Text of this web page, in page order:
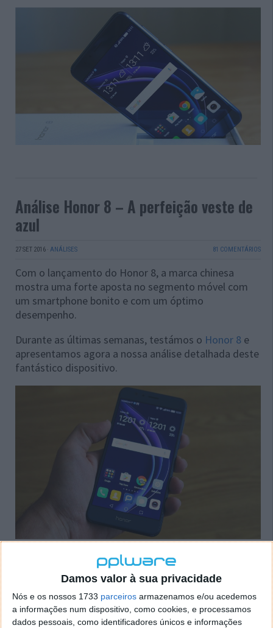
Damos valor à sua privacidade
Nós e os nossos 1733 parceiros armazenamos e/ou acedemos
a informações num dispositivo, como cookies, e processamos
dados pessoais, como identificadores únicos e informações
Análise Honor 8 – A perfeição veste de
azul
27 SET 2016 · ANÁLISES 81 COMENTÁRIOS
Com o lançamento do Honor 8, a marca chinesa
mostra uma forte aposta no segmento móvel com
um smartphone bonito e com um óptimo
desempenho.
Durante as últimas semanas, testámos o Honor 8 e
apresentamos agora a nossa análise detalhada deste
fantástico dispositivo.
Unboxing ao smartphone Honor 8